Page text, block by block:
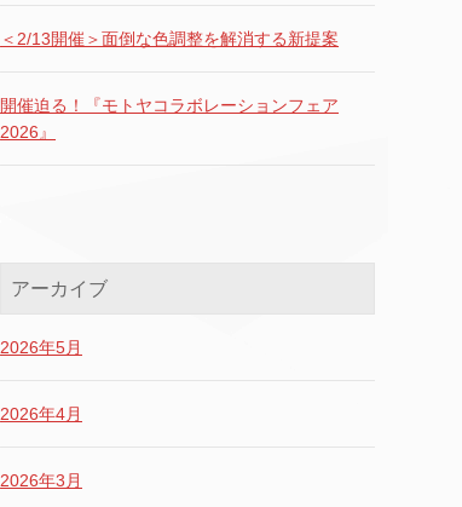
＜2/13開催＞面倒な色調整を解消する新提案
開催迫る！『モトヤコラボレーションフェア
2026』
アーカイブ
2026年5月
2026年4月
2026年3月